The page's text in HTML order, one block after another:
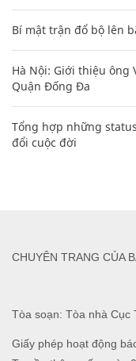
Bí mật trận đổ bộ lên
Hà Nội: Giới thiệu ông
Quận Đống Đa
Tổng hợp những
đổi cuộc đời
Tòa soạn: Tòa nhà Cục
Giấy phép hoạt động
CHUYÊN TRANG CỦA